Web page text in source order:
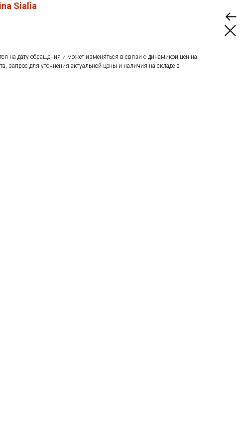
Sialia
на дату обращения и может изменяться в связи с динамикой цен на
запрос для уточнения актуальной цены и наличия на складе в